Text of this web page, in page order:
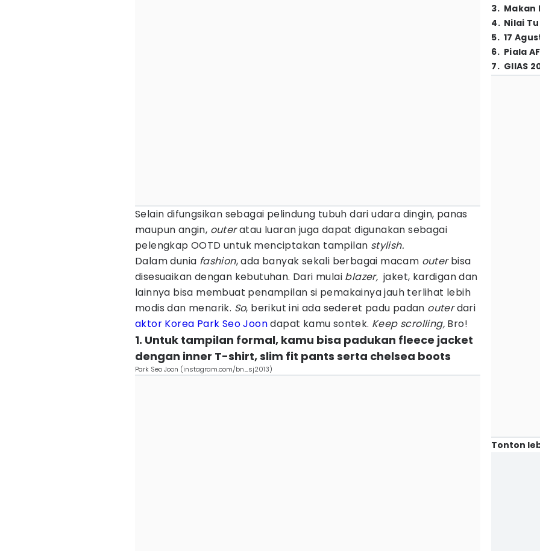
Selain difungsikan sebagai pelindung tubuh dari udara dingin, panas
maupun angin, outeratau luaran juga dapat digunakan sebagai
pelengkap OOTD untuk menciptakan tampilan stylish.
Dalam dunia fashion, ada banyak sekali berbagai macam outerbisa
disesuaikan dengan kebutuhan. Dari mulai blazer, jaket, kardigan dan
lainnya bisa membuat penampilan si pemakainya jauh terlihat lebih
modis dan menarik. So, berikut ini ada sederet padu padan outerdari
aktor Korea Park Seo Joondapat kamu sontek. Keep scrolling, Bro!
1. Untuk tampilan formal, kamu bisa padukan fleece jacket
dengan inner T-shirt, slim fit pants serta chelsea boots
Park Seo Joon (instagram.com/bn_sj2013)
3. Makan
4. Nilai
5. 17
6. Piala
7. GIIAS
Tonton